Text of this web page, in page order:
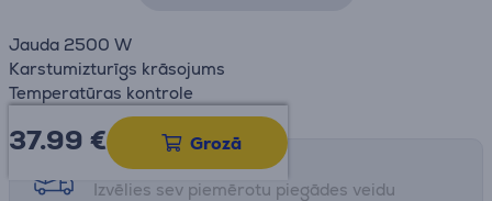
Jauda 2500 W
Karstumizturīgs krāsojums
Temperatūras kontrole
37.99 € Grozā
Saņemšanas iespējas
Izvēlies sev piemērotu piegādes veidu